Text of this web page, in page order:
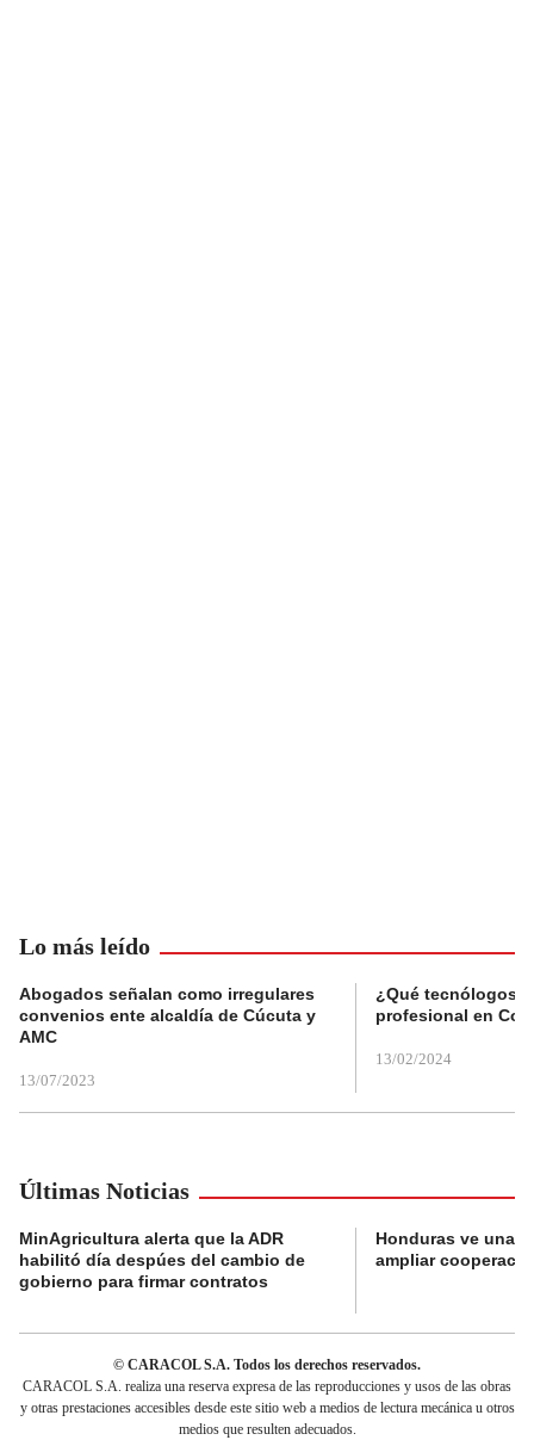
Lo más leído
Abogados señalan como irregulares
convenios ente alcaldía de Cúcuta y
AMC
13/07/2023
¿Qué tecnólogos
profesional en
13/02/2024
Últimas Noticias
MinAgricultura alerta que la ADR
habilitó día despúes del cambio de
gobierno para firmar contratos
Honduras ve una
ampliar
© CARACOL S.A. Todos los derechos reservados.
CARACOL S.A. realiza una reserva expresa de las reproducciones y usos de las obras
y otras prestaciones accesibles desde este sitio web a medios de lectura mecánica u otros
medios que resulten adecuados.